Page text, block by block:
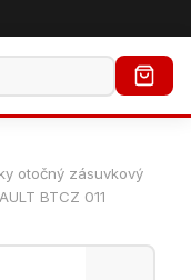
otočný zásuvkový
BTCZ 011